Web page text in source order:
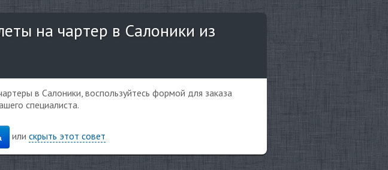
на чартер в Салоники из
в Салоники, воспользуйтесь формой для заказа
специалиста.
или скрыть этот совет